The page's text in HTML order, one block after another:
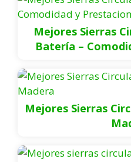
Mejores Sierras
Batería –
Mejores Sierras